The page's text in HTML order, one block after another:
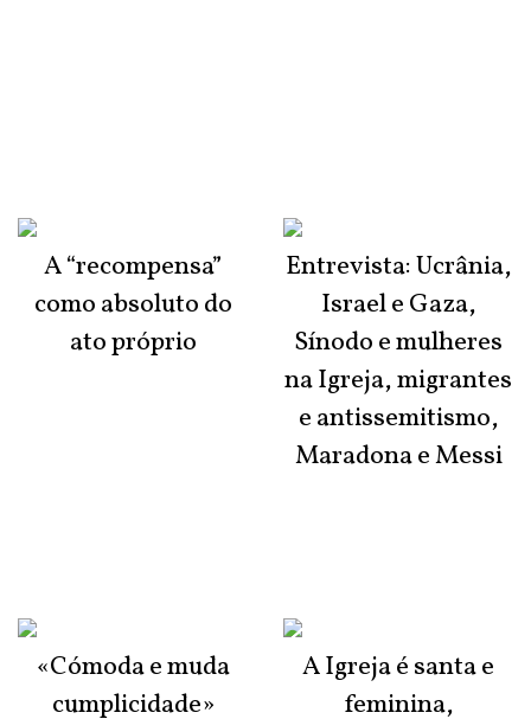
A “recompensa”
como absoluto do
ato próprio
«Cómoda e muda
cumplicidade»
Entrevista: Ucrânia,
Israel e Gaza,
Sínodo e mulheres
na Igreja, migrantes
e antissemitismo,
Maradona e Messi
A Igreja é santa e
feminina,